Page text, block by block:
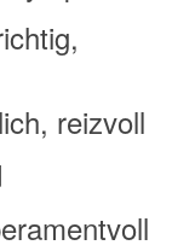
reizvoll